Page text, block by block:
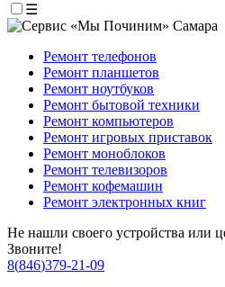
☰
Ремонт телефонов
Ремонт планшетов
Ремонт ноутбуков
Ремонт бытовой техники
Ремонт компьютеров
Ремонт игровых приставок
Ремонт моноблоков
Ремонт телевизоров
Ремонт кофемашин
Ремонт электронных книг
Не нашли своего устройства или
Звоните!
8(846)379-21-09